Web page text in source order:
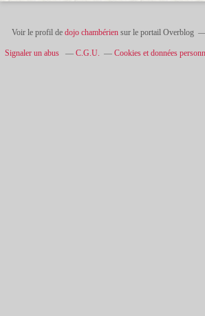
Voir le profil de dojo chambériensur le portail Overblog
Signaler un abus C.G.U. Cookies et données